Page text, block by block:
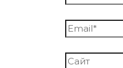
Email*
Сайт